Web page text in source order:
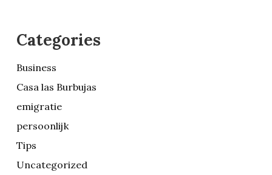
Categories
Business
Casa las Burbujas
emigratie
persoonlijk
Tips
Uncategorized